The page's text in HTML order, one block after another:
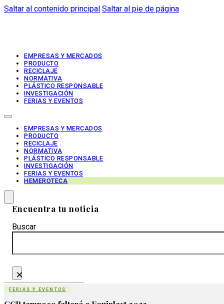
Saltar al contenido principal Saltar al pie de página
EMPRESAS Y MERCADOS
PRODUCTO
RECICLAJE
NORMATIVA
PLÁSTICO RESPONSABLE
INVESTIGACIÓN
FERIAS Y EVENTOS
EMPRESAS Y MERCADOS
PRODUCTO
RECICLAJE
NORMATIVA
PLÁSTICO RESPONSABLE
INVESTIGACIÓN
FERIAS Y EVENTOS
HEMEROTECA
Encuentra tu noticia
Buscar
×
FERIAS Y EVENTOS